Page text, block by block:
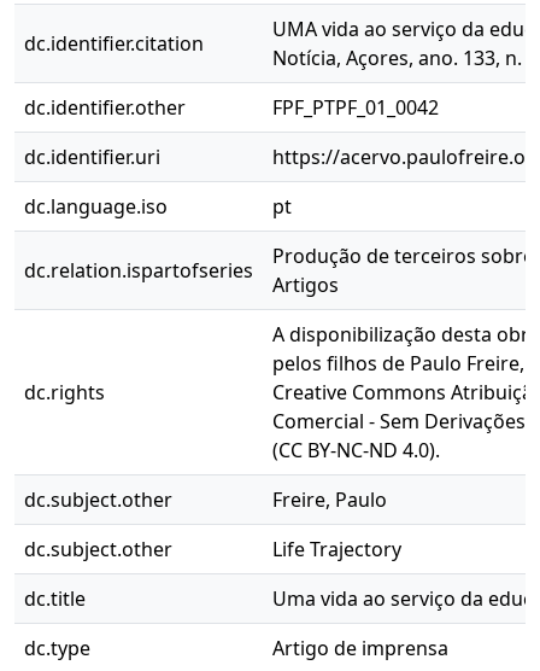
dc.identifier.citation
UMA vida ao serviço da
Notícia, Açores, ano. 133, n.
dc.identifier.other
FPF_PTPF_01_0042
dc.identifier.uri
https://
dc.language.iso
pt
dc.relation.ispartofseries
Produção de terceiros sobre
Artigos
dc.rights
A disponibilização desta
pelos filhos de Paulo Freire,
Creative Commons
Comercial - Sem Derivações
(CC BY-NC-ND 4.0).
dc.subject.other
Freire, Paulo
dc.subject.other
Life Trajectory
dc.title
Uma vida ao serviço da
dc.type
Artigo de imprensa